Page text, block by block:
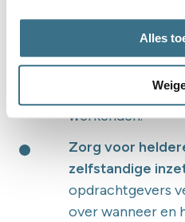
Alles
keuzevrijheid
zelfstandige
beschermen van
werkenden.
Zorg voor
zelfstandige
opdrachtgevers
over wanneer en